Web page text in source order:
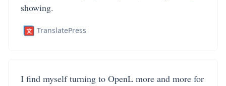
showing.
TranslatePress
I find myself turning to OpenL more and more for